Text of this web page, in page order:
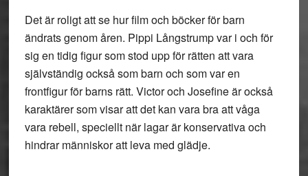
Det är roligt att se hur film och böcker för barn
ändrats genom åren. Pippi Långstrump var i och för
sig en tidig figur som stod upp för rätten att vara
självständig också som barn och som var en
frontfigur för barns rätt. Victor och Josefine är också
karaktärer som visar att det kan vara bra att våga
vara rebell, speciellt när lagar är konservativa och
hindrar människor att leva med glädje.